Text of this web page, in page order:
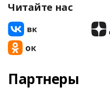
Читайте нас
Партнеры